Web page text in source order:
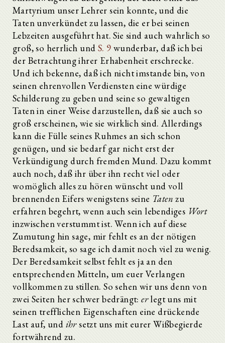
Martyrium unser Lehrer sein konnte, und die
Taten unverkündet zu lassen, die er bei seinen
Lebzeiten ausgeführt hat. Sie sind auch wahrlich so
groß, so herrlich und S. 9 wunderbar, daß ich bei
der Betrachtung ihrer Erhabenheit erschrecke.
Und ich bekenne, daß ich nicht imstande bin, von
seinen ehrenvollen Verdiensten eine würdige
Schilderung zu geben und seine so gewaltigen
Taten in einer Weise darzustellen, daß sie auch so
groß erscheinen, wie sie wirklich sind. Allerdings
kann die Fülle seines Ruhmes an sich schon
genügen, und sie bedarf gar nicht erst der
Verkündigung durch fremden Mund. Dazu kommt
auch noch, daß ihr über ihn recht viel oder
womöglich alles zu hören wünscht und voll
brennenden Eifers wenigstens seine Taten zu
erfahren begehrt, wenn auch sein lebendiges Wort
inzwischen verstummt ist. Wenn ich auf diese
Zumutung hin sage, mir fehlt es an der nötigen
Beredsamkeit, so sage ich damit noch viel zu wenig.
Der Beredsamkeit selbst fehlt es ja an den
entsprechenden Mitteln, um euer Verlangen
vollkommen zu stillen. So sehen wir uns denn von
zwei Seiten her schwer bedrängt:erlegt uns mit
seinen trefflichen Eigenschaften eine drückende
Last auf, und ihrsetzt uns mit eurer Wißbegierde
fortwährend zu.